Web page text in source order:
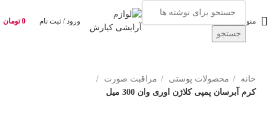
منو
جستجو
ورود / ثبت نام 0 تومان
خانه محصولات پوستی
مراقبت صورت
کرم آبرسان پمپی کلاژن اوری وان 300 میل